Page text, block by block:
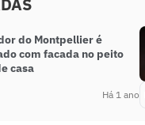
do Montpellier é
com facada no peito
casa
Há 1 ano